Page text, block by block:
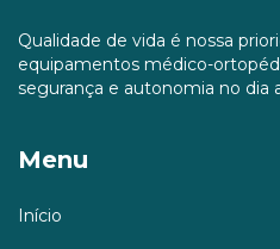
Qualidade de vida é nossa
equipamentos médico-
segurança e autonomia no dia
Menu
Início